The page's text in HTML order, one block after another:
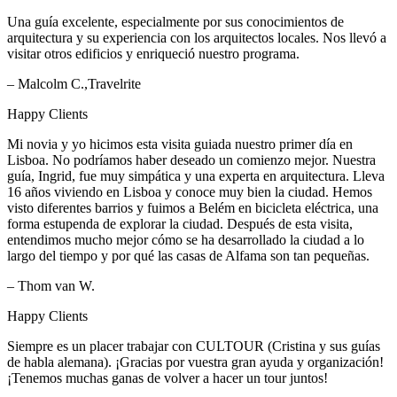
Una guía excelente, especialmente por sus conocimientos de
arquitectura y su experiencia con los arquitectos locales. Nos llevó a
visitar otros edificios y enriqueció nuestro programa.
– Malcolm C.,Travelrite
Happy Clients
Mi novia y yo hicimos esta visita guiada nuestro primer día en
Lisboa. No podríamos haber deseado un comienzo mejor. Nuestra
guía, Ingrid, fue muy simpática y una experta en arquitectura. Lleva
16 años viviendo en Lisboa y conoce muy bien la ciudad. Hemos
visto diferentes barrios y fuimos a Belém en bicicleta eléctrica, una
forma estupenda de explorar la ciudad. Después de esta visita,
entendimos mucho mejor cómo se ha desarrollado la ciudad a lo
largo del tiempo y por qué las casas de Alfama son tan pequeñas.
– Thom van W.
Happy Clients
Siempre es un placer trabajar con CULTOUR (Cristina y sus guías
de habla alemana). ¡Gracias por vuestra gran ayuda y organización!
¡Tenemos muchas ganas de volver a hacer un tour juntos!